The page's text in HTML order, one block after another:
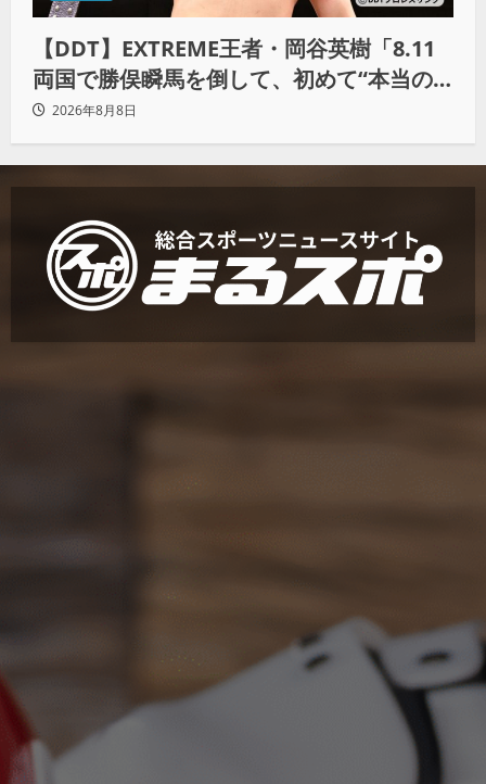
【DDT】EXTREME王者・岡谷英樹「8.11
両国で勝俣瞬馬を倒して、初めて“本当の
王者”になれる」
2026年8月8日